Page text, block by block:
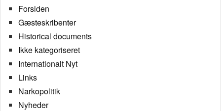
Forsiden
Gæsteskribenter
Historical documents
Ikke kategoriseret
Internationalt Nyt
Links
Narkopolitik
Nyheder